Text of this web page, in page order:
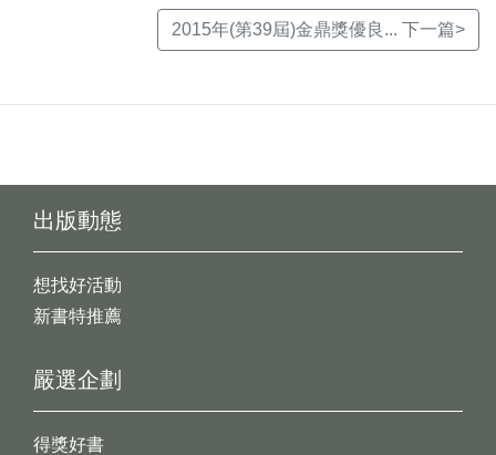
2015年(第39屆)金鼎獎優良... 下一篇>
出版動態
想找好活動
新書特推薦
嚴選企劃
得獎好書